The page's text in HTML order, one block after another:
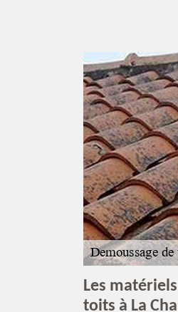
Les
toits à La